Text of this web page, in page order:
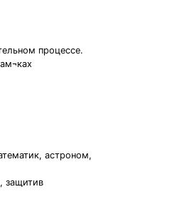
процессе.
астроном,
защитив